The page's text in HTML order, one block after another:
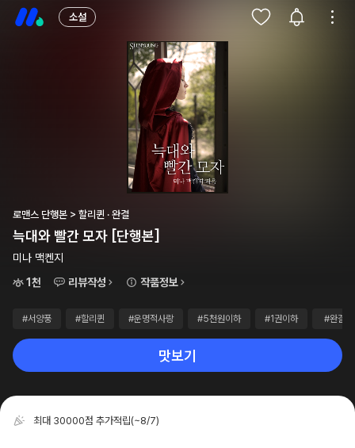
소설
로맨스 단행본 > 할리퀸 · 완결
늑대와 빨간 모자 [단행본]
미나 맥켄지
1천
리뷰작성 작품정보
#서양풍 #할리퀸 #운명적사랑 #5천원이하 #1권이하 #완결
맛보기
최대 30000점 추가적립(~8/7)